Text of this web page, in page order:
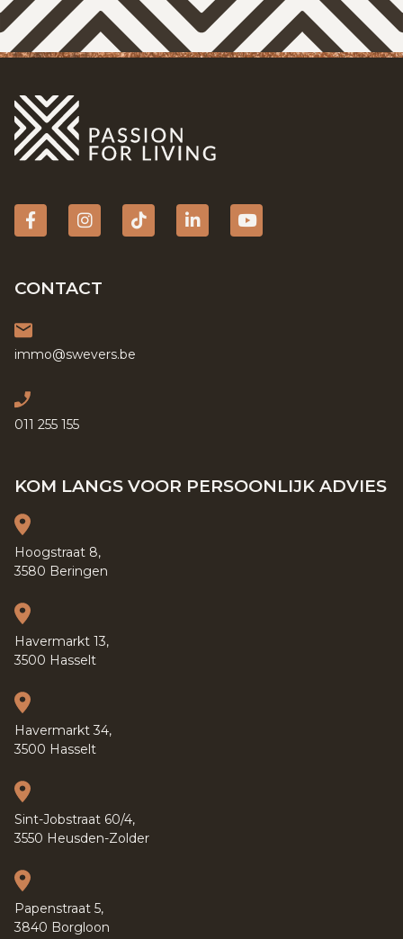
FacebookInstagram
tiktokLinkedinYouTube
CONTACT
immo@swevers.be
011 255 155
KOM LANGS VOOR PERSOONLIJK ADVIES
Hoogstraat 8,
3580 Beringen
Havermarkt 13,
3500 Hasselt
Havermarkt 34,
3500 Hasselt
Sint-Jobstraat 60/4,
3550 Heusden-Zolder
Papenstraat 5,
3840 Borgloon